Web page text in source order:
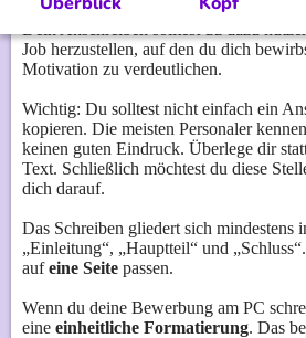
Job herzustellen, auf den du dich
Motivation zu verdeutlichen.
Wichtig: Du solltest nicht einfach ein
kopieren. Die meisten Personaler
keinen guten Eindruck. Überlege dir
Text. Schließlich möchtest du diese
dich darauf.
Das Schreiben gliedert sich mindestens
„Einleitung“, „Hauptteil“ und
auf eine Seite passen.
Wenn du deine Bewerbung am PC
eine einheitliche Formatierung. Das